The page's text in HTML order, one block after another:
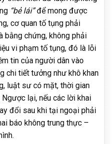
“bẻ lái”để mong được
cơ quan tố tụng phải
bằng chứng, không phải
vi phạm tố tụng, đó là lỗi
tin của người dân vào
chi tiết tưởng như khô khan
luật sư có mặt, thời gian
lại, nếu các lời khai
đổi sau khi tại ngoại phải
báo không trung thực –